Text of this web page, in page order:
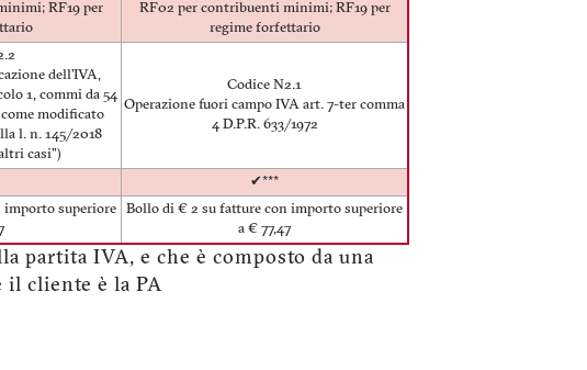
RF19 per
RF02 per contribuenti minimi; RF19 per
regime forfettario
dell’IVA,
1, commi da 54
modificato
l. n. 145/2018
casi”)
Codice N2.1
Operazione fuori campo IVA art. 7-ter comma
4 D.P.R. 633/1972
✔***
importo superiore
Bollo di € 2 su fatture con importo superiore
a € 77,47
partita IVA, e che è composto da una
il cliente è la PA